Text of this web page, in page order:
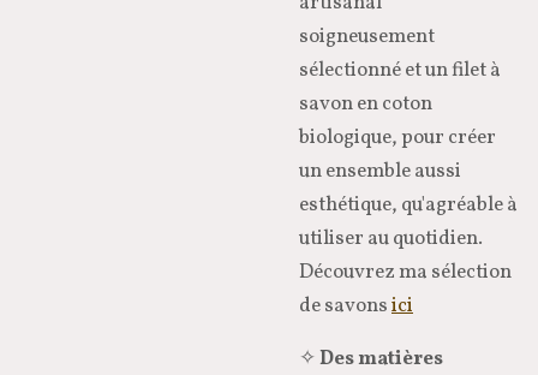
soigneusement
sélectionné et un filet à
savon en coton
biologique, pour créer
un ensemble aussi
esthétique, qu'agréable à
utiliser au quotidien.
Découvrez ma sélection
de savonsici
✧Des matières